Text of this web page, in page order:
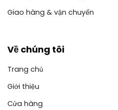
Giao hàng & vận chuyển
Về chúng tôi
Trang chủ
Giới thiệu
Cửa hàng